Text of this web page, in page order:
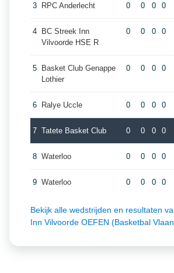
3 RPC Anderlecht 0 0 0 0
4
BC Streek Inn
Vilvoorde HSE R
0 0 0 0
5
Basket Club Genappe
Lothier
0 0 0 0
6 Ralye Uccle 0 0 0 0
7 Tatete Basket Club 0 0 0 0
8 Waterloo 0 0 0 0
9 Waterloo 0 0 0 0
Bekijk alle wedstrijden en resultaten
Inn Vilvoorde OEFEN (Basketbal